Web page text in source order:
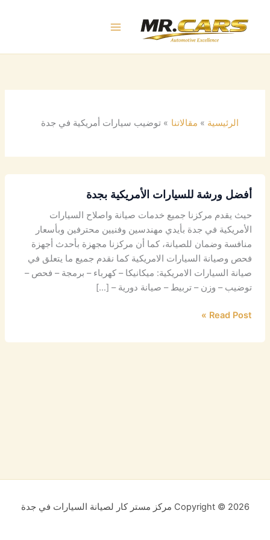
المحتوى
الرئيسية مقالاتنا توضيب سيارات أمريكية في جدة
أفضل ورشة للسيارات الأمريكية بجدة
حيث يقدم مركزنا جميع خدمات صيانة واصلاح السيارات
الأمريكية في جدة بأيدي مهندسين وفنيين محترفين وبأسعار
منافسة وضمان للصيانة، كما أن مركزنا مجهزة بأحدث أجهزة
فحص وصيانة السيارات الامريكية كما نقدم جميع ما يتعلق في
صيانة السيارات الامريكية: ميكانيكا – كهرباء – برمجة – فحص –
توضيب – وزن – تربيط – صيانة دورية – […]
Read Post »
Copyright © 2026 مركز مستر كار لصيانة السيارات في جدة